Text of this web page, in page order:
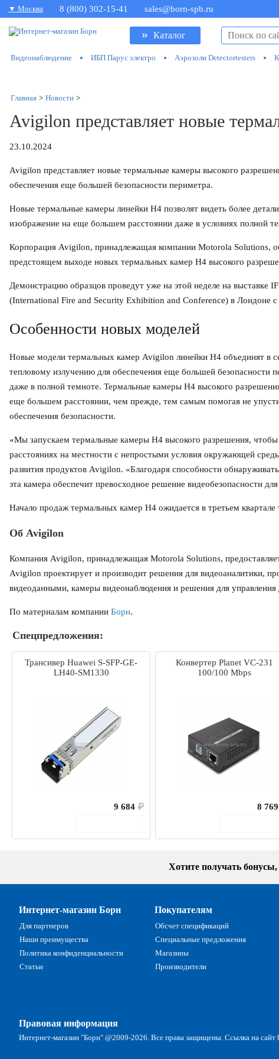
▼ Москва 8 (800) 302-15-41 sales@born-spb.ru
» Каталог
Видеонаблюдение ИБП Парус электро Аэрозоли Detectortesters
Главная > Новости >
Avigilon представляет новые
23.10.2024
Avigilon представляет новые термальные камеры высокого
обеспечения еще большей безопасности периметра.
Новые термальные камеры линейки H4 позволят видеть более
изображение на еще большем расстоянии даже в условиях полной
Корпорация Avigilon, принадлежащая компании Motorola Solutions,
предстоящем выходе новых термальных камер H4 высокого
Демонстрацию образцов проведут уже на этой неделе на выставке
(International Fire and Security Exhibition and Conference) в Лондоне
Особенности новых моделей
Новые модели термальных камер Avigilon линейки H4 объединят в
тепловому излучению для обеспечения еще большей безопасности
даже в полной темноте. Термальные камеры H4 высокого
еще большем расстоянии, чем прежде, тем самым помогая не
обеспечения безопасности.
«Мы запускаем термальные камеры H4 высокого разрешения,
расстояниях на местности с непростыми условия окружающей
развития продуктов Avigilon. «Благодаря способности
эта камера обеспечит превосходное решение видеобезопасности
Начало продаж термальных камер H4 ожидается в третьем квартале
Об Avigilon
Компания Avigilon, принадлежащая Motorola Solutions,
Avigilon проектирует и производит решения для видеоаналитики,
видеоданными, камеры видеонаблюдения и решения для управления
По материалам компании Борн.
Спецпредложения:
Трансивер Huawei S-SFP-GE-
LH40-SM1330
9 684 ₽
Конвертер Planet VC-231
100/100 Mbps
8 769
Хотите получать
Интернет-магазин Борн
Для партнеров
Наши преимущества
Политика конфиденциальности
Статьи
Покупателям
Обсчет спецификаций
Специальные предложения
Магазины
Производители
Правовая информация
Интернет-магазин "Борн" @2009-2026. Все права защищены. Ссылка на сайт